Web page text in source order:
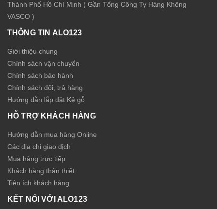
Thành Phố Hồ Chí Minh ( Gần Tổng Công Ty Hàng Không
VASCO )
THÔNG TIN ALO123
Giới thiệu chung
Chính sách vận chuyển
Chính sách bảo hành
Chính sách đổi, trả hàng
Hướng dẫn lắp đặt Kệ gỗ
HỖ TRỢ KHÁCH HÀNG
Hướng dẫn mua hàng Online
Các địa chỉ giao dịch
Mua hàng trực tiếp
Khách hàng thân thiết
Tiện ích khách hàng
KẾT NỐI VỚI ALO123